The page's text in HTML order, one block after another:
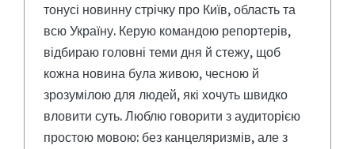
тонусі новинну стрічку про Київ, область та
всю Україну. Керую командою репортерів,
відбираю головні теми дня й стежу, щоб
кожна новина була живою, чесною й
зрозумілою для людей, які хочуть швидко
вловити суть. Люблю говорити з аудиторією
простою мовою: без канцеляризмів, але з